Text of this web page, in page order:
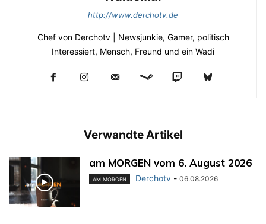
http://www.derchotv.de
Chef von Derchotv | Newsjunkie, Gamer, politisch
Interessiert, Mensch, Freund und ein Wadi
Verwandte Artikel
am MORGEN vom 6. August 2026
AM MORGEN Derchotv - 06.08.2026